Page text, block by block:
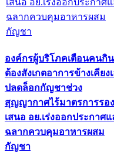
องค์กรผู้บริโภคเตือนคนกิน
ต้องสังเกตอาการข้างเคียง
ปลดล็อกกัญชาช่วง
สุญญากาศไร้มาตรการรอ
เสนอ อย.เร่งออกประกาศแ
ฉลากควบคุมอาหารผสม
กัญชา